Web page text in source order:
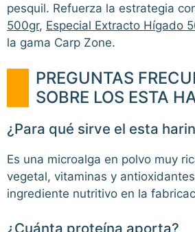
pesquil. Refuerza la estrategia
500gr, Especial Extracto Hígado
la gama Carp Zone.
PREGUNTAS
SOBRE LOS ESTA
¿Para qué sirve el esta
Es una microalga en polvo muy
vegetal, vitaminas y
ingrediente nutritivo en la
¿Cuánta proteína aporta?